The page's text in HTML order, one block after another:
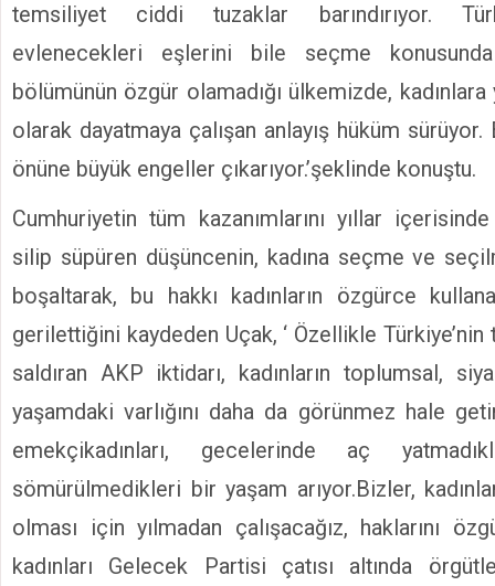
temsiliyet ciddi tuzaklar barındırıyor.
evlenecekleri eşlerini bile seçme konusunda
bölümünün özgür olamadığı ülkemizde,
olarak dayatmaya çalışan anlayış hüküm sürüyor.
önüne büyük engeller çıkarıyor.’şeklinde konuştu.
Cumhuriyetin tüm kazanımlarını yıllar
silip süpüren düşüncenin, kadına seçme ve
boşaltarak, bu hakkı kadınların özgürce
gerilettiğini kaydeden Uçak, ‘ Özellikle
saldıran AKP iktidarı, kadınların toplumsal,
yaşamdaki varlığını daha da görünmez hale
emekçikadınları, gecelerinde aç
sömürülmedikleri bir yaşam arıyor.Bizler,
olması için yılmadan çalışacağız, haklarını
kadınları Gelecek Partisi çatısı altında